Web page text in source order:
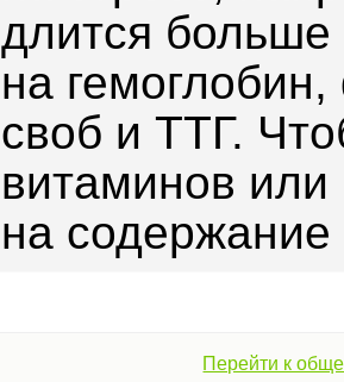
длится больше
на
своб и ТТГ.
витаминов или
на
Перейти к